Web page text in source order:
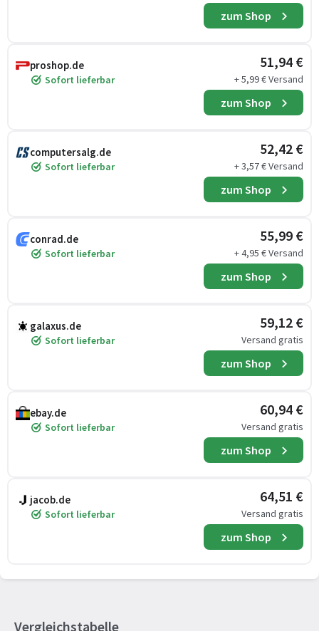
zum Shop
proshop.de
Sofort lieferbar
51,94 €
+ 5,99 € Versand
zum Shop
computersalg.de
Sofort lieferbar
52,42 €
+ 3,57 € Versand
zum Shop
conrad.de
Sofort lieferbar
55,99 €
+ 4,95 € Versand
zum Shop
galaxus.de
Sofort lieferbar
59,12 €
Versand gratis
zum Shop
ebay.de
Sofort lieferbar
60,94 €
Versand gratis
zum Shop
jacob.de
Sofort lieferbar
64,51 €
Versand gratis
zum Shop
Vergleichstabelle